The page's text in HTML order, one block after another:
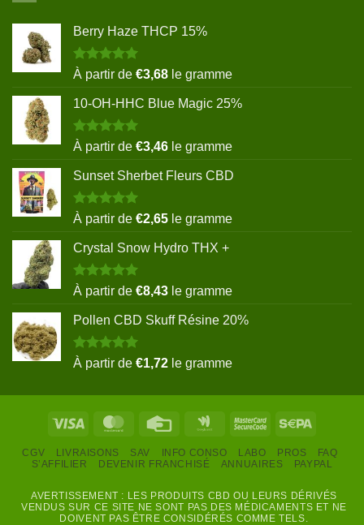
Berry Haze THCP 15%
Note5.00
sur 5
À partir de €3,68 le gramme
10-OH-HHC Blue Magic 25%
Note5.00
sur 5
À partir de €3,46 le gramme
Sunset Sherbet Fleurs CBD
Note5.00
sur 5
À partir de €2,65 le gramme
Crystal Snow Hydro THX +
Note5.00
sur 5
À partir de €8,43 le gramme
Pollen CBD Skuff Résine 20%
Note5.00
sur 5
À partir de €1,72 le gramme
Visa MasterCardCredit
Google
MasterCard
CGV LIVRAISONS SAV INFO CONSO LABO PROS
FAQ
S’AFFILIER
DEVENIR FRANCHISÉ ANNUAIRES PAYPAL
AVERTISSEMENT : LES PRODUITS CBD OU LEURS DÉRIVÉS
VENDUS SUR CE SITE NE SONT PAS DES MÉDICAMENTS ET NE
DOIVENT PAS ÊTRE CONSIDÉRÉS COMME TELS.